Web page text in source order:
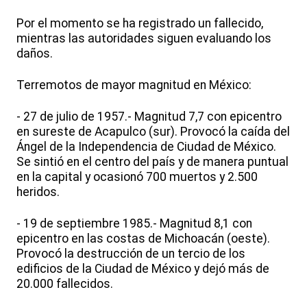
Por el momento se ha registrado un fallecido,
mientras las autoridades siguen evaluando los
daños.
Terremotos de mayor magnitud en México:
- 27 de julio de 1957.- Magnitud 7,7 con epicentro
en sureste de Acapulco (sur). Provocó la caída del
Ángel de la Independencia de Ciudad de México.
Se sintió en el centro del país y de manera puntual
en la capital y ocasionó 700 muertos y 2.500
heridos.
- 19 de septiembre 1985.- Magnitud 8,1 con
epicentro en las costas de Michoacán (oeste).
Provocó la destrucción de un tercio de los
edificios de la Ciudad de México y dejó más de
20.000 fallecidos.